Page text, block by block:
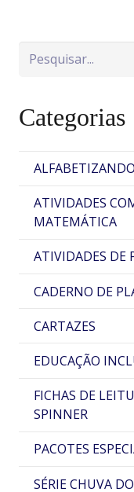
Pesquisa
Categorias
ATIVIDADES
MATEMÁTICA
ATIVIDADES DE
CADERNO DE
CARTAZES
EDUCAÇÃO
FICHAS DE
SPINNER
PACOTES
SÉRIE CHUVA